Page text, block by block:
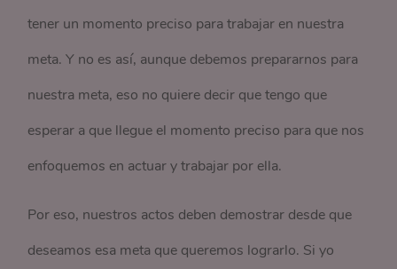
tener un momento preciso para trabajar en nuestra
meta. Y no es así, aunque debemos prepararnos para
nuestra meta, eso no quiere decir que tengo que
esperar a que llegue el momento preciso para que nos
enfoquemos en actuar y trabajar por ella.
Por eso, nuestros actos deben demostrar desde que
deseamos esa meta que queremos lograrlo. Si yo